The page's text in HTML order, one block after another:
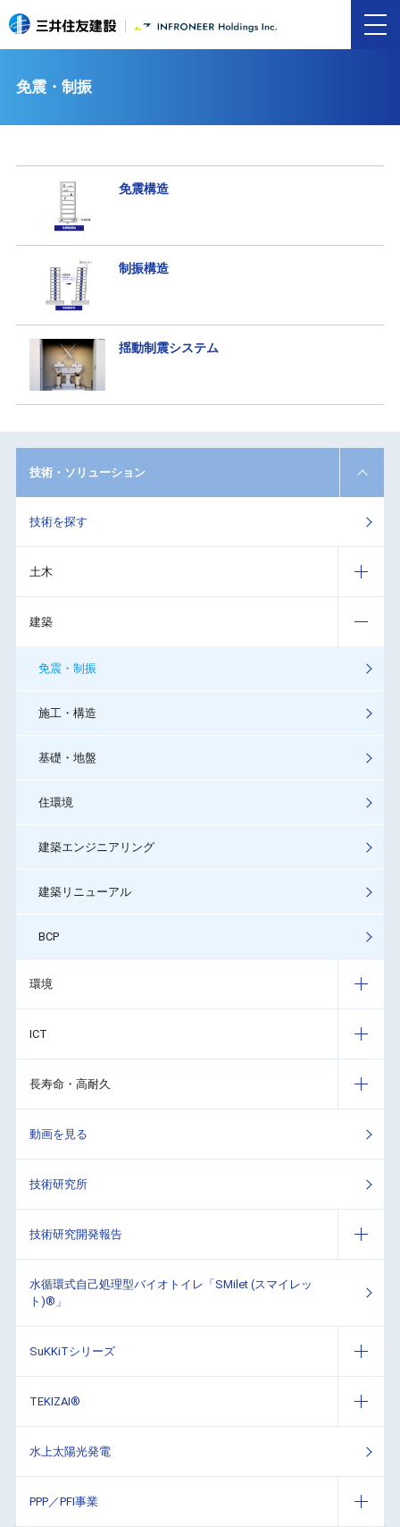
免震・制振
免震構造
制振構造
揺動制震システム
技術・ソリューション
技術を探す
土木
建築
免震・制振
施工・構造
基礎・地盤
住環境
建築エンジニアリング
建築リニューアル
BCP
環境
ICT
長寿命・高耐久
動画を見る
技術研究所
技術研究開発報告
水循環式自己処理型バイオトイレ「SMilet (スマイレッ
ト)®」
SuKKiTシリーズ
TEKIZAI®
水上太陽光発電
PPP／PFI事業